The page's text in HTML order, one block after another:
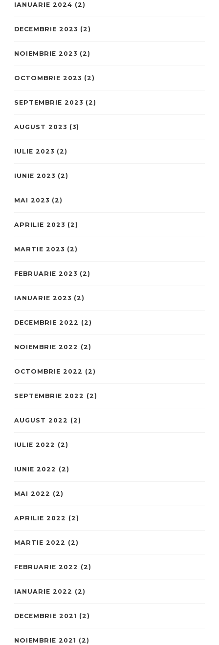
IANUARIE 2024 (2)
DECEMBRIE 2023 (2)
NOIEMBRIE 2023 (2)
OCTOMBRIE 2023 (2)
SEPTEMBRIE 2023 (2)
AUGUST 2023 (3)
IULIE 2023 (2)
IUNIE 2023 (2)
MAI 2023 (2)
APRILIE 2023 (2)
MARTIE 2023 (2)
FEBRUARIE 2023 (2)
IANUARIE 2023 (2)
DECEMBRIE 2022 (2)
NOIEMBRIE 2022 (2)
OCTOMBRIE 2022 (2)
SEPTEMBRIE 2022 (2)
AUGUST 2022 (2)
IULIE 2022 (2)
IUNIE 2022 (2)
MAI 2022 (2)
APRILIE 2022 (2)
MARTIE 2022 (2)
FEBRUARIE 2022 (2)
IANUARIE 2022 (2)
DECEMBRIE 2021 (2)
NOIEMBRIE 2021 (2)